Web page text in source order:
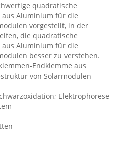
quadratische
Aluminium für die
vorgestellt, in der
die quadratische
Aluminium für die
besser zu verstehen.
Endklemme aus
von Solarmodulen
Elektrophorese